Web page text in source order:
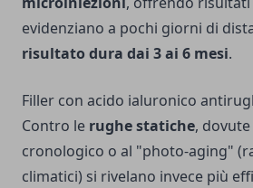
evidenziano a pochi giorni di
risultato dura dai 3 ai 6 mesi.
Filler con acido ialuronico
Contro le rughe statiche,
cronologico o al "photo-aging"
climatici) si rivelano invece più